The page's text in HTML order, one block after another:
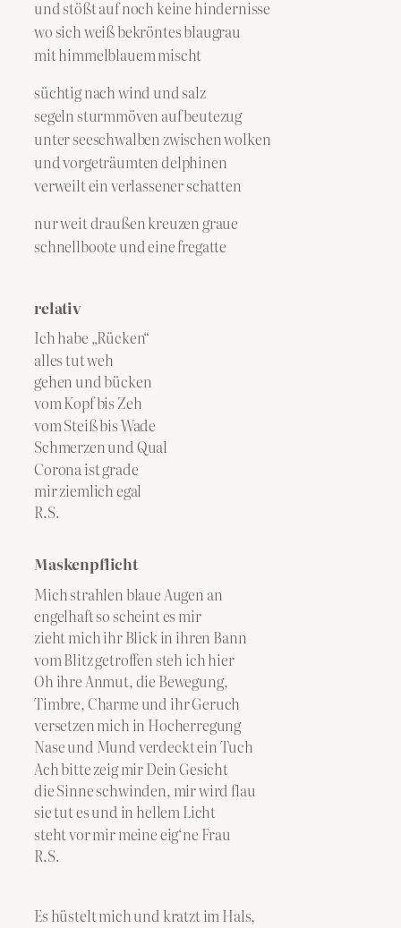
und stößt auf noch keine hindernisse
wo sich weiß bekröntes blaugrau
mit himmelblauem mischt
süchtig nach wind und salz
segeln sturmmöven auf beutezug
unter seeschwalben zwischen wolken
und vorgeträumten delphinen
verweilt ein verlassener schatten
nur weit draußen kreuzen graue
schnellboote und eine fregatte
relativ
Ich habe „Rücken“
alles tut weh
gehen und bücken
vom Kopf bis Zeh
vom Steiß bis Wade
Schmerzen und Qual
Corona ist grade
mir ziemlich egal
R.S.
Maskenpflicht
Mich strahlen blaue Augen an
engelhaft so scheint es mir
zieht mich ihr Blick in ihren Bann
vom Blitz getroffen steh ich hier
Oh ihre Anmut, die Bewegung,
Timbre, Charme und ihr Geruch
versetzen mich in Hocherregung
Nase und Mund verdeckt ein Tuch
Ach bitte zeig mir Dein Gesicht
die Sinne schwinden, mir wird flau
sie tut es und in hellem Licht
steht vor mir meine eig‘ne Frau
R.S.
Es hüstelt mich und kratzt im Hals,